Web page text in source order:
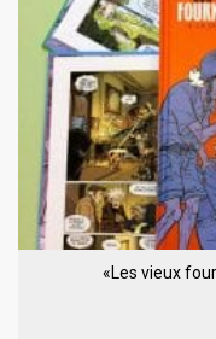
«Les vieux